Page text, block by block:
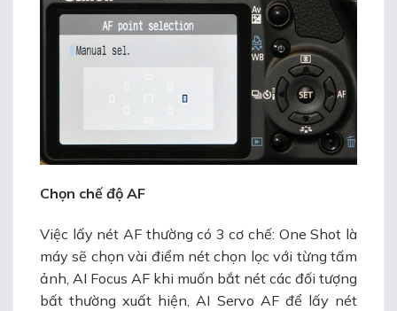
Chọn chế độ AF
Việc lấy nét AF thường có 3 cơ chế: One Shot là
máy sẽ chọn vài điểm nét chọn lọc với từng tấm
ảnh, AI Focus AF khi muốn bắt nét các đối tượng
bất thường xuất hiện, AI Servo AF để lấy nét